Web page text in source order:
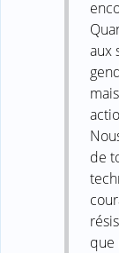
aux
de
que